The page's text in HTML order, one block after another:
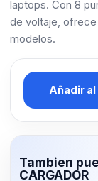
laptops. Con 8
de voltaje,
modelos.
Añadir
Tambien
CARGADOR